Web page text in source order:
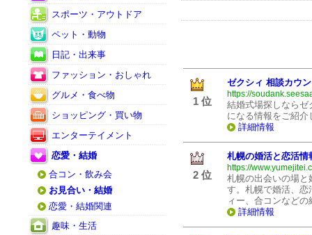
スポーツ・アウトドア
ペット・動物
日記・出来事
ファッション・おしゃれ
グルメ・食べ物
ショッピング・買い物
エンターテイメント
恋愛・結婚
合コン・飲み会
お見合い・結婚
恋愛・結婚関連
趣味・生活
1 位
ゼクシィ 相談カウ
https://
結婚式場探しならゼ
になる情報をご紹介
詳細情報
2 位
札幌の婚活と恋活情
https://
札幌の出会いの場と
す。札幌で婚活、恋
ィー、合コンなど
詳細情報